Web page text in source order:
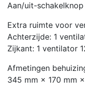
Aan/uit-schakelknop
Extra ruimte voor
Achterzijde: 1
Zijkant: 1 ventilator
Afmetingen
345 mm × 170 mm